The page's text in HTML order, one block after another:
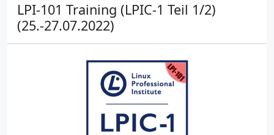
LPI-101 Training (LPIC-1 Teil 1/2)
(25.-27.07.2022)